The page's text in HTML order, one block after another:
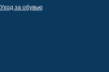
Уход за обувью